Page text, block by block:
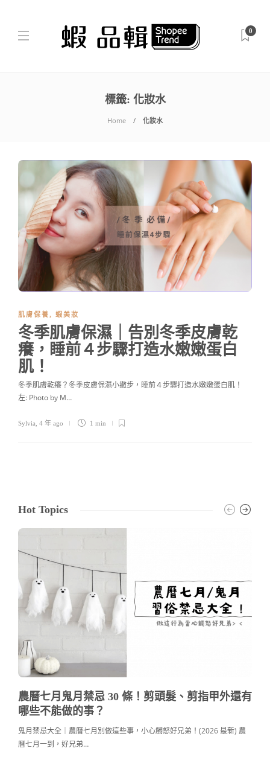
0
標籤: 化妝水
Home 化妝水
肌膚保養, 蝦美妝
冬季肌膚保濕｜告別冬季皮膚乾
癢，睡前４步驟打造水嫩嫩蛋白
肌！
冬季肌膚乾癢？冬季皮膚保濕小撇步，睡前４步驟打造水嫩嫩蛋白肌！
左: Photo by M…
Sylvia 4 年 ago 1 min
Hot Topics
農曆七月鬼月禁忌 30 條！剪頭髮、剪指甲外還有
哪些不能做的事？
鬼月禁忌大全｜農曆七月別做這些事，小心觸怒好兄弟！(2026 最新) 農
曆七月一到，好兄弟…